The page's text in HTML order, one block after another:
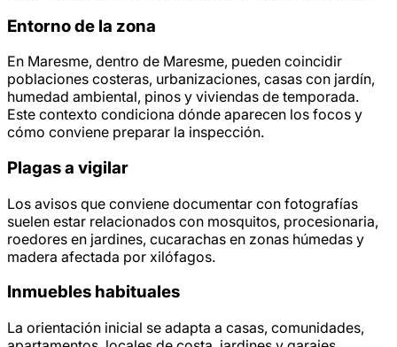
Entorno de la zona
En Maresme, dentro de Maresme, pueden coincidir
poblaciones costeras, urbanizaciones, casas con jardín,
humedad ambiental, pinos y viviendas de temporada.
Este contexto condiciona dónde aparecen los focos y
cómo conviene preparar la inspección.
Plagas a vigilar
Los avisos que conviene documentar con fotografías
suelen estar relacionados con mosquitos, procesionaria,
roedores en jardines, cucarachas en zonas húmedas y
madera afectada por xilófagos.
Inmuebles habituales
La orientación inicial se adapta a casas, comunidades,